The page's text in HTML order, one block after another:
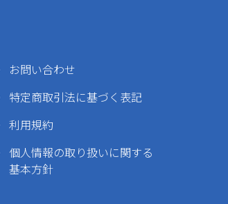
お問い合わせ
特定商取引法に基づく表記
利用規約
個人情報の取り扱いに関する
基本方針